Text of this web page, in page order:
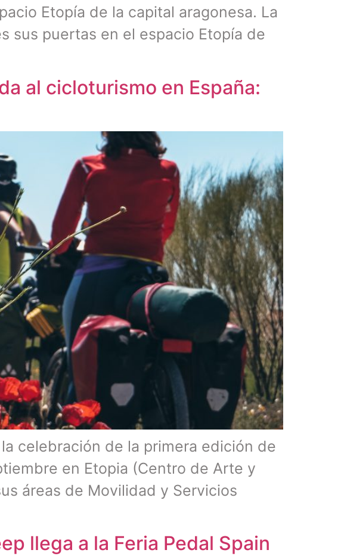
Etopía de la capital aragonesa. La
sus puertas en el espacio Etopía de
al cicloturismo en España:
celebración de la primera edición de
en Etopia (Centro de Arte y
áreas de Movilidad y Servicios
llega a la Feria Pedal Spain